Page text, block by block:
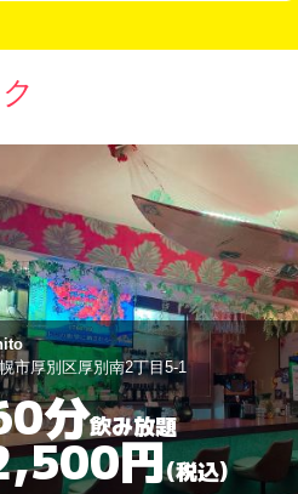
snack Re-Man's
市白石区南郷通8丁目北1-12
分飲み放題
円(税込)